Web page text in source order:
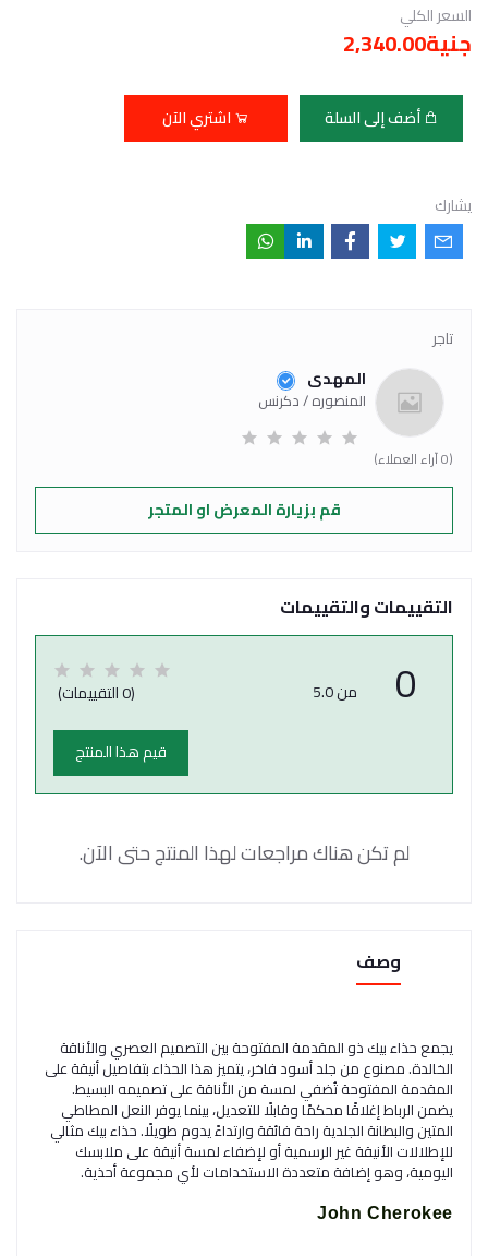
السعر الكلي
جنية2,340.00
أضف إلى السلة اشتري الآن
يشارك
تاجر
المهدى
المنصوره / دكرنس
(0 آراء العملاء)
قم بزيارة المعرض او المتجر
التقييمات والتقييمات
0 من 5.0 (0 التقييمات)
قيم هذا المنتج
لم تكن هناك مراجعات لهذا المنتج حتى الآن.
وصف
يجمع حذاء بيك ذو المقدمة المفتوحة بين التصميم العصري والأناقة
الخالدة. مصنوع من جلد أسود فاخر، يتميز هذا الحذاء بتفاصيل أنيقة على
المقدمة المفتوحة تُضفي لمسة من الأناقة على تصميمه البسيط.
يضمن الرباط إغلاقًا محكمًا وقابلًا للتعديل، بينما يوفر النعل المطاطي
المتين والبطانة الجلدية راحة فائقة وارتداءً يدوم طويلًا. حذاء بيك مثالي
للإطلالات الأنيقة غير الرسمية أو لإضفاء لمسة أنيقة على ملابسك
اليومية، وهو إضافة متعددة الاستخدامات لأي مجموعة أحذية.
John Cherokee